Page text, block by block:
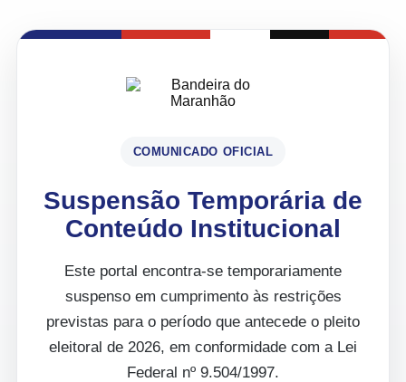
COMUNICADO OFICIAL
Suspensão Temporária de
Conteúdo Institucional
Este portal encontra-se temporariamente
suspenso em cumprimento às restrições
previstas para o período que antecede o pleito
eleitoral de 2026, em conformidade com a Lei
Federal nº 9.504/1997.